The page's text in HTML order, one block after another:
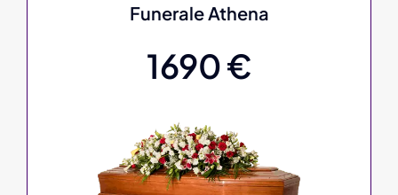
Funerale Athena
1690 €